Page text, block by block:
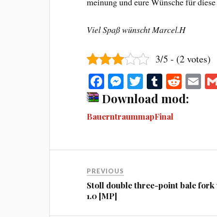
Viel Spaß wünscht Marcel.H
3/5 - (2 votes)
Fa
ce
bo
M
es
se
T
wi
tte
T
u
m
R
ed
E
Download mod:
BauerntraummapFinal
PREVIOUS
Stoll double three-point bale fork
1.0 [MP]